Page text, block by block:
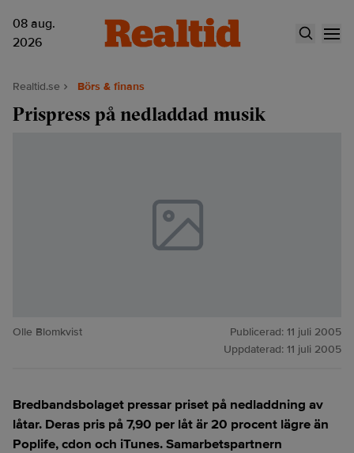
08 aug.
2026
Realtid.se Börs & finans
Prispress på nedladdad musik
Olle Blomkvist Publicerad: 11 juli 2005
Uppdaterad: 11 juli 2005
Bredbandsbolaget pressar priset på nedladdning av
låtar. Deras pris på 7,90 per låt är 20 procent lägre än
Poplife, cdon och iTunes. Samarbetspartnern